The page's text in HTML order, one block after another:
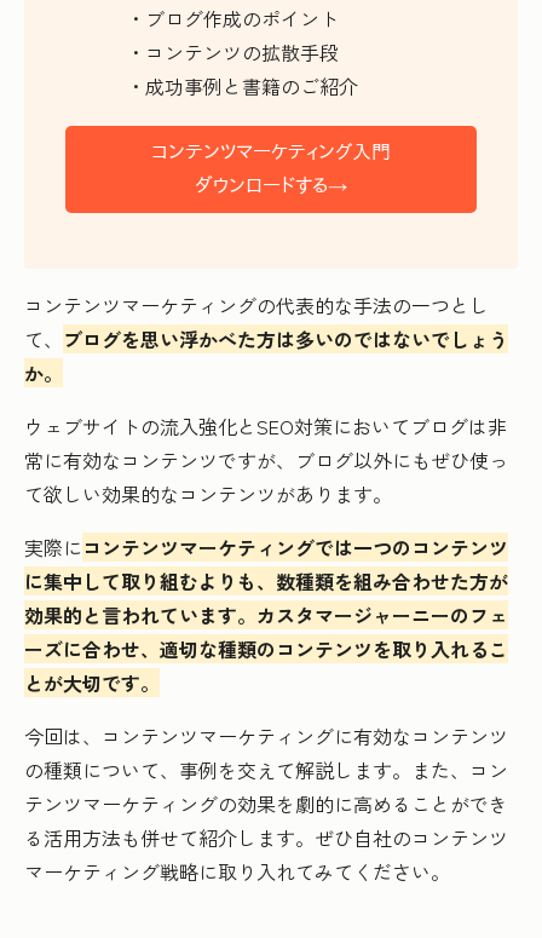
・ブログ作成のポイント
・コンテンツの拡散手段
・成功事例と書籍のご紹介
コンテンツマーケティングの代表的な手法の一つとし
て、 ブログを思い浮かべた方は多いのではないでしょう
か。
ウェブサイトの流入強化とSEO対策においてブログは非
常に有効なコンテンツですが、ブログ以外にもぜひ使っ
て欲しい効果的なコンテンツがあります。
実際に コンテンツマーケティングでは一つのコンテンツ
に集中して取り組むよりも、数種類を組み合わせた方が
効果的と言われています。カスタマージャーニーのフェ
ーズに合わせ、適切な種類のコンテンツを取り入れるこ
とが大切です。
今回は、コンテンツマーケティングに有効なコンテンツ
の種類について、事例を交えて解説します。また、コン
テンツマーケティングの効果を劇的に高めることができ
る活用方法も併せて紹介します。ぜひ自社のコンテンツ
マーケティング戦略に取り入れてみてください。